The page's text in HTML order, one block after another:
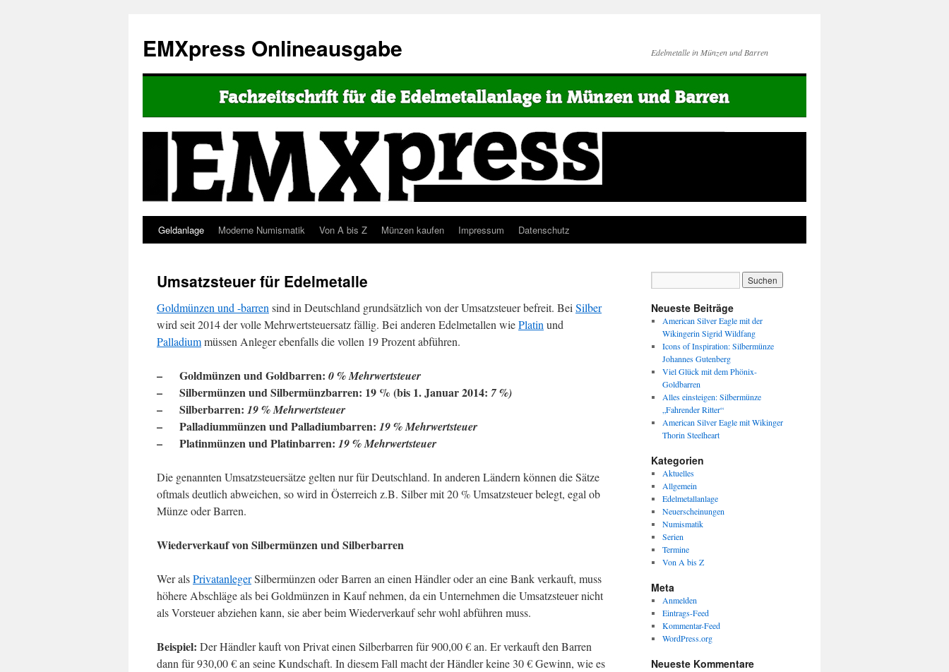
EMXpress Onlineausgabe Edelmetalle in Münzen und Barren
Geldanlage Moderne Numismatik Von A bis Z Münzen kaufen Impressum Datenschutz
Umsatzsteuer für Edelmetalle
Goldmünzen und -barren sind in Deutschland grundsätzlich von der Umsatzsteuer befreit. Bei Silber
wird seit 2014 der volle Mehrwertsteuersatz fällig. Bei anderen Edelmetallen wiePlatin und
Palladiummüssen Anleger ebenfalls die vollen 19 Prozent abführen.
– Goldmünzen und Goldbarren: 0 % Mehrwertsteuer
– Silbermünzen und Silbermünzbarren: 19 % (bis 1. Januar 2014: 7 %)
– Silberbarren: 19 % Mehrwertsteuer
– Palladiummünzen und Palladiumbarren: 19 %Mehrwertsteuer
– Platinmünzen und Platinbarren: 19 %Mehrwertsteuer
Die genannten Umsatzsteuersätze gelten nur für Deutschland. In anderen Ländern können die Sätze
oftmals deutlich abweichen, so wird in Österreich z.B. Silber mit 20 % Umsatzsteuer belegt, egal ob
Münze oder Barren.
Wiederverkauf von Silbermünzen und Silberbarren
Wer alsPrivatanlegerSilbermünzen oder Barren an einen Händler oder an eine Bank verkauft, muss
höhere Abschläge als bei Goldmünzen in Kauf nehmen, da ein Unternehmen die Umsatzsteuer nicht
als Vorsteuer abziehen kann, sie aber beim Wiederverkauf sehr wohl abführen muss.
Beispiel: Der Händler kauft von Privat einen Silberbarren für 900,00 € an. Er verkauft den Barren
dann für 930,00 € an seine Kundschaft. In diesem Fall macht der Händler keine 30 € Gewinn, wie es
Neueste Beiträge
American Silver Eagle mit der
Wikingerin Sigrid Wildfang
Icons of Inspiration: Silbermünze
Johannes Gutenberg
Viel Glück mit dem Phönix-
Goldbarren
Alles einsteigen: Silbermünze
„Fahrender Ritter“
American Silver Eagle mit Wikinger
Thorin Steelheart
Kategorien
Aktuelles
Allgemein
Edelmetallanlage
Neuerscheinungen
Numismatik
Serien
Termine
Von A bis Z
Meta
Anmelden
Eintrags-Feed
Kommentar-Feed
WordPress.org
Neueste Kommentare